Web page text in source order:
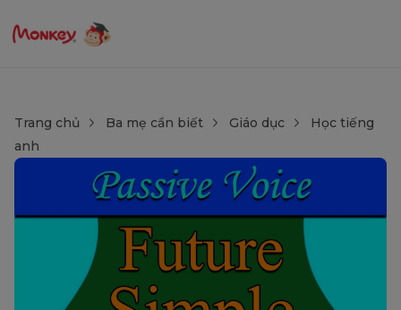
Trang chủ Ba mẹ cần biết Giáo dục
Học tiếng
anh